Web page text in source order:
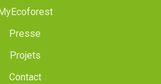
MyEcoforest
Presse
Projets
Contact